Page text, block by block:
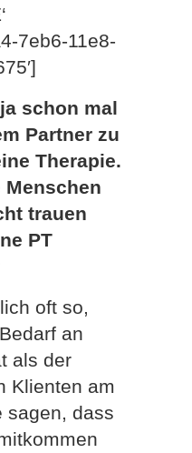
7eb6-11e8-
schon mal
Partner zu
Therapie.
Menschen
trauen
PT
oft so,
an
als der
Klienten am
sagen, dass